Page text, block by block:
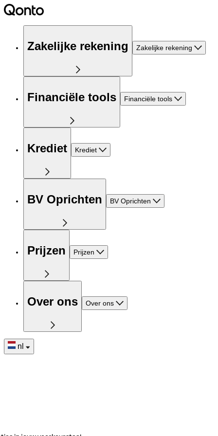
Zakelijke rekening Zakelijke rekening
Financiële tools Financiële tools
Krediet Krediet
BV Oprichten BV Oprichten
Prijzen Prijzen
Over ons Over ons
nl